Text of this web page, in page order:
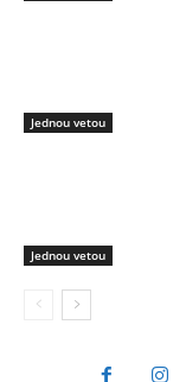
Jednou vetou
Jednou vetou